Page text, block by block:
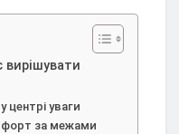
вирішувати
центрі уваги
за межами